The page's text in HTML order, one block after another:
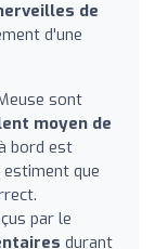
de
d'une
sont
moyen de
bord est
que
par le
durant